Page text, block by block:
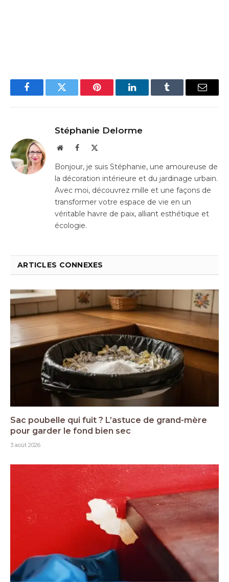
FacebookTwitter Pinterest LinkedInTumblr Email
Stéphanie Delorme
WebsiteFacebook
Bonjour, je suis Stéphanie, une amoureuse de
la décoration intérieure et du jardinage urbain.
Avec moi, découvrez mille et une façons de
transformer votre espace de vie en un
véritable havre de paix, alliant esthétique et
écologie.
ARTICLES CONNEXES
Sac poubelle qui fuit ? L’astuce de grand-mère
pour garder le fond bien sec
3 août 2026